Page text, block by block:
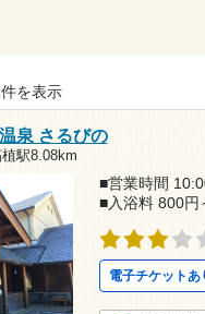
を表示
泉 さるびの
駅8.08km
■営業時間
■入浴料 800円
電子チケットあ